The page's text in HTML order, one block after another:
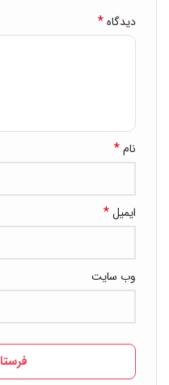
دیدگاه*
نام*
ایمیل*
وب‌ سایت